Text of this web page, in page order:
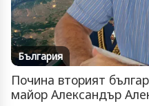
България
Почина вторият
майор Александър